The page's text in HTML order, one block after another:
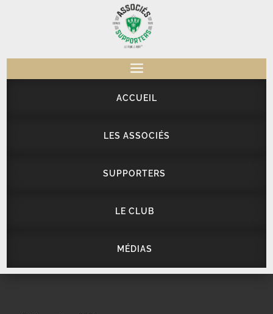
a
ACCUEIL
LES ASSOCIÉS
SUPPORTERS
LE CLUB
MÉDIAS